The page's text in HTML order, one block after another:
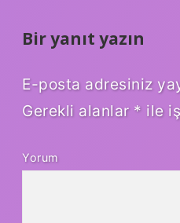
Bir yanıt yazın
E-posta adresiniz
Gerekli alanlar * ile
Yorum